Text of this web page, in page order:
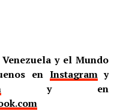
y el Mundo
en Instagramy
y en